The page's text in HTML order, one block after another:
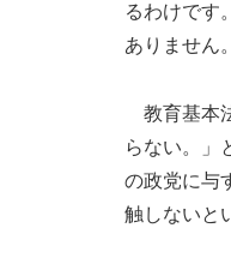
るわけです
ありません。
教育基本
らない。」
の政党に与
触しないと